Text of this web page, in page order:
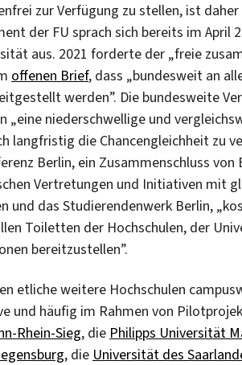
zur Verfügung zu stellen, ist
der FU sprach sich bereits im April
aus. 2021 forderte der „freie
offenen Brief, dass „bundesweit an
werden”. Die bundesweite
niederschwellige und
die Chancengleichheit zu
Berlin, ein Zusammenschluss von
Vertretungen und Initiativen mit
und das Studierendenwerk Berlin,
Toiletten der Hochschulen, der
bereitzustellen”.
etliche weitere Hochschulen
und häufig im Rahmen von
Rhein-Sieg, die Philipps Universität
, die Universität des